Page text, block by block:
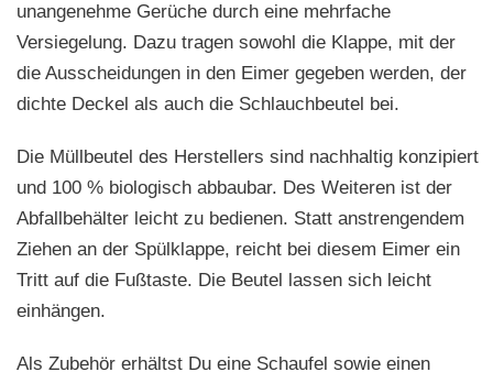
unangenehme Gerüche durch eine mehrfache
Versiegelung. Dazu tragen sowohl die Klappe, mit der
die Ausscheidungen in den Eimer gegeben werden, der
dichte Deckel als auch die Schlauchbeutel bei.
Die Müllbeutel des Herstellers sind nachhaltig konzipiert
und 100 % biologisch abbaubar. Des Weiteren ist der
Abfallbehälter leicht zu bedienen. Statt anstrengendem
Ziehen an der Spülklappe, reicht bei diesem Eimer ein
Tritt auf die Fußtaste. Die Beutel lassen sich leicht
einhängen.
Als Zubehör erhältst Du eine Schaufel sowie einen